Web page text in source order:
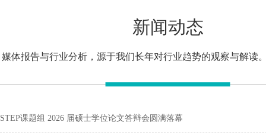
新闻动态
媒体报告与行业分析，源于我们长年对行业趋势的观察与解读
STEP课题组 2026 届硕士学位论文答辩会圆满落幕